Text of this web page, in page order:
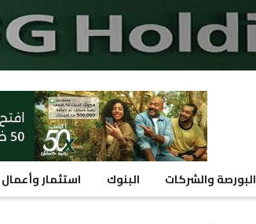
البورصة والشركات البنوك استثمار وأعمال